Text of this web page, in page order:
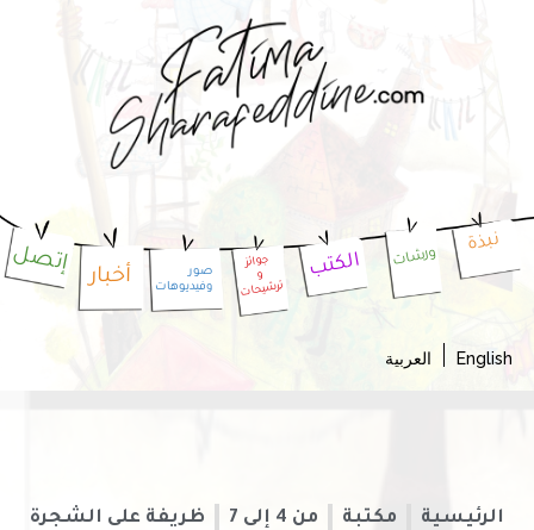
إتصل
أخبار صور
وفيديوهات ترشيحات
الكتب ورشات
نبذة
العربية
الرئيسية مكتبة من 4 إلى 7 ظريفة على الشجرة